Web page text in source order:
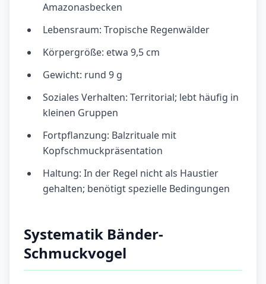
Amazonasbecken
Lebensraum: Tropische Regenwälder
Körpergröße: etwa 9,5 cm
Gewicht: rund 9 g
Soziales Verhalten: Territorial; lebt häufig in
kleinen Gruppen
Fortpflanzung: Balzrituale mit
Kopfschmuckpräsentation
Haltung: In der Regel nicht als Haustier
gehalten; benötigt spezielle Bedingungen
Systematik Bänder-
Schmuckvogel